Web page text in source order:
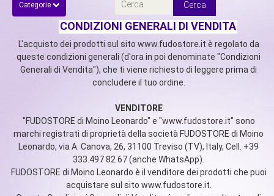
Categorie
CONDIZIONI GENERALI DI VENDITA
L'acquisto dei prodotti sul sito www.fudostore.it è regolato da
queste condizioni generali (d'ora in poi denominate "Condizioni
Generali di Vendita"), che ti viene richiesto di leggere prima di
concludere il tuo ordine.
VENDITORE
"FUDOSTORE di Moino Leonardo" e "www.fudostore.it" sono
marchi registrati di proprietà della società FUDOSTORE di Moino
Leonardo, via A. Canova, 26, 31100 Treviso (TV), Italy, Cell. +39
333.497 82 67 (anche WhatsApp).
FUDOSTORE di Moino Leonardo è il venditore dei prodotti che puoi
acquistare sul sito www.fudostore.it.